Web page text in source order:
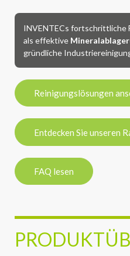
INVENTECs fortschrittliche
als effektive
gründliche
Reinigungslösungen
Entdecken Sie unseren
FAQ lesen